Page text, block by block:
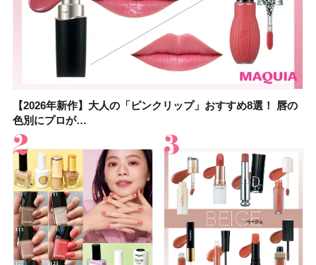
【2026年新作】大人の「ピンクリップ」おすすめ8選！ 唇の
色別にプロが…
【上田竜也さんのマイベストコスメ５選】大人になって開眼
したからこそ愛が深…
【2026年新作】大人の「ピンクリップ」おすすめ8選！ 唇の
色別にプロが…
【2026夏】「香水・フレグランス」ランキングTOP5！＜美
容マニア・マ…
【2026夏】「歯磨き粉・オーラルケア」ランキングTOP5！
＜美容マニア…
【2026年夏】40代におすすめの髪型30選！ 若く見える・手
入れが楽な…
【鈴木えみさんの愛用品30選】コスメ・スキンケア・ヘアケ
アetc.お気に…
【キャンメイク】売切続出！先行発売中の「クリアヴェール
セッティングパウダ…